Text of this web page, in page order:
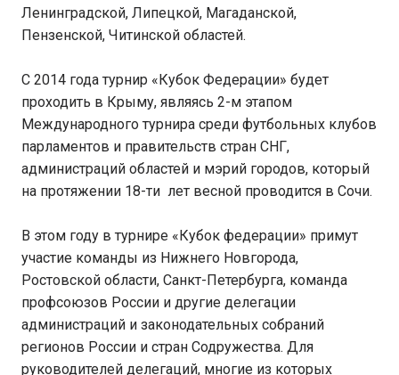
Ленинградской, Липецкой, Магаданской,
Пензенской, Читинской областей.
С 2014 года турнир «Кубок Федерации» будет
проходить в Крыму, являясь 2-м этапом
Международного турнира среди футбольных клубов
парламентов и правительств стран СНГ,
администраций областей и мэрий городов, который
на протяжении 18-ти лет весной проводится в Сочи.
В этом году в турнире «Кубок федерации» примут
участие команды из Нижнего Новгорода,
Ростовской области, Санкт-Петербурга, команда
профсоюзов России и другие делегации
администраций и законодательных собраний
регионов России и стран Содружества. Для
руководителей делегаций, многие из которых